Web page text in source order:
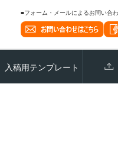
■フォーム・メールによるお問い合
入稿用テンプレート